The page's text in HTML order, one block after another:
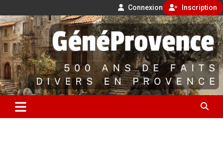
Connexion Inscription
Aller
au
contenu
GénéProvence
500 ans de faits divers en Provence